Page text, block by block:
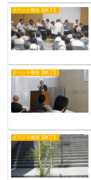
イベント報告【終了】
イベント報告【終了】
イベント報告【終了】